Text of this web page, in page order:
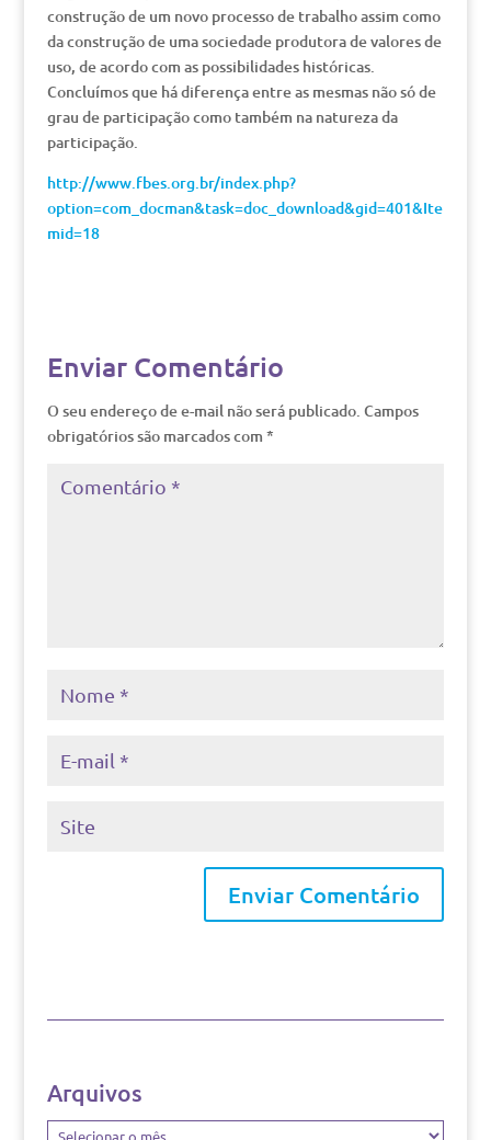
construção de um novo processo de trabalho assim como
da construção de uma sociedade produtora de valores de
uso, de acordo com as possibilidades históricas.
Concluímos que há diferença entre as mesmas não só de
grau de participação como também na natureza da
participação.
http://www.fbes.org.br/index.php?
option=com_docman&task=doc_download&gid=401&Ite
mid=18
Enviar Comentário
O seu endereço de e-mail não será publicado. Campos
obrigatórios são marcados com *
Arquivos
Arquivos